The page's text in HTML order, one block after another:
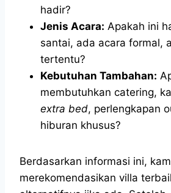
hadir?
Jenis Acara: Apakah ini
santai, ada acara formal,
tertentu?
Kebutuhan Tambahan:
membutuhkan catering,
extra bed, perlengkapan
hiburan khusus?
Berdasarkan informasi ini,
merekomendasikan villa